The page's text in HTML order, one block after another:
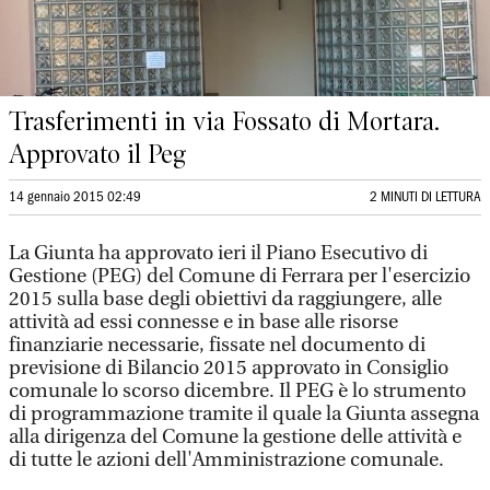
Trasferimenti in via Fossato di Mortara.
Approvato il Peg
14 gennaio 2015 02:49 2 MINUTI DI LETTURA
La Giunta ha approvato ieri il Piano Esecutivo di
Gestione (PEG) del Comune di Ferrara per l'esercizio
2015 sulla base degli obiettivi da raggiungere, alle
attività ad essi connesse e in base alle risorse
finanziarie necessarie, fissate nel documento di
previsione di Bilancio 2015 approvato in Consiglio
comunale lo scorso dicembre. Il PEG è lo strumento
di programmazione tramite il quale la Giunta assegna
alla dirigenza del Comune la gestione delle attività e
di tutte le azioni dell'Amministrazione comunale.